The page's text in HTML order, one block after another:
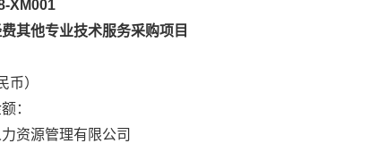
XM001
其他专业技术服务采购项目
币）
：
资源管理有限公司